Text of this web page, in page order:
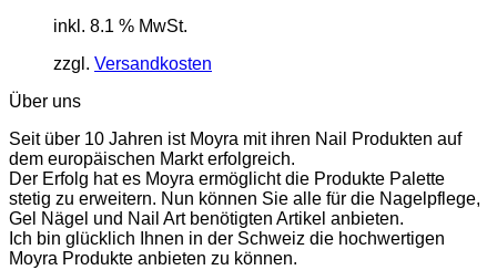
inkl. 8.1 % MwSt.
zzgl. Versandkosten
Über uns
Seit über 10 Jahren ist Moyra mit ihren Nail Produkten auf
dem europäischen Markt erfolgreich.
Der Erfolg hat es Moyra ermöglicht die Produkte Palette
stetig zu erweitern. Nun können Sie alle für die Nagelpflege,
Gel Nägel und Nail Art benötigten Artikel anbieten.
Ich bin glücklich Ihnen in der Schweiz die hochwertigen
Moyra Produkte anbieten zu können.